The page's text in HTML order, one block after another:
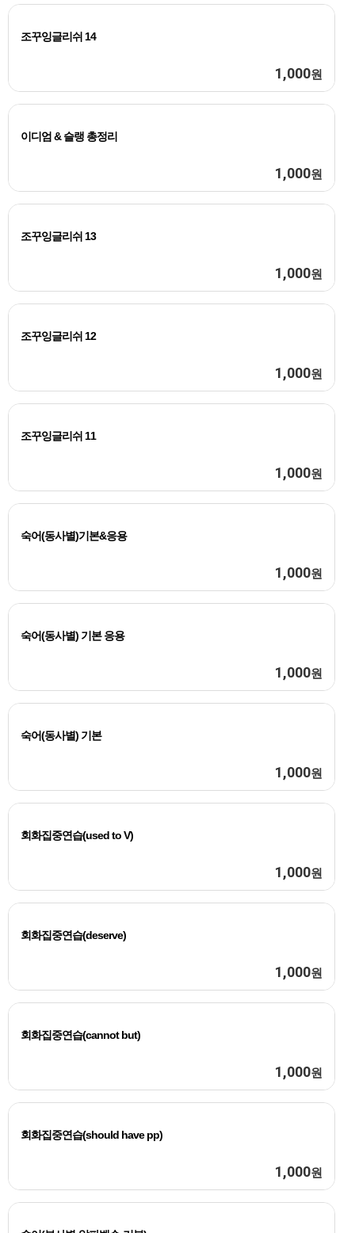
조꾸잉글리쉬 14
1,000원
이디엄 & 슬랭 총정리
1,000원
조꾸잉글리쉬 13
1,000원
조꾸잉글리쉬 12
1,000원
조꾸잉글리쉬 11
1,000원
숙어(동사별)기본&응용
1,000원
숙어(동사별) 기본 응용
1,000원
숙어(동사별) 기본
1,000원
회화집중연습(used to V)
1,000원
회화집중연습(deserve)
1,000원
회화집중연습(cannot but)
1,000원
회화집중연습(should have pp)
1,000원